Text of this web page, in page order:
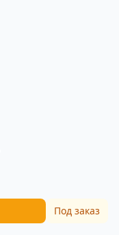
Под заказ